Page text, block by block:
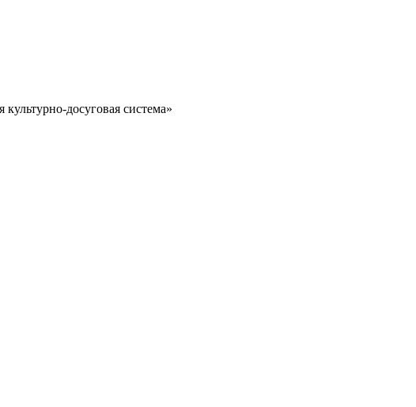
досуговая система»